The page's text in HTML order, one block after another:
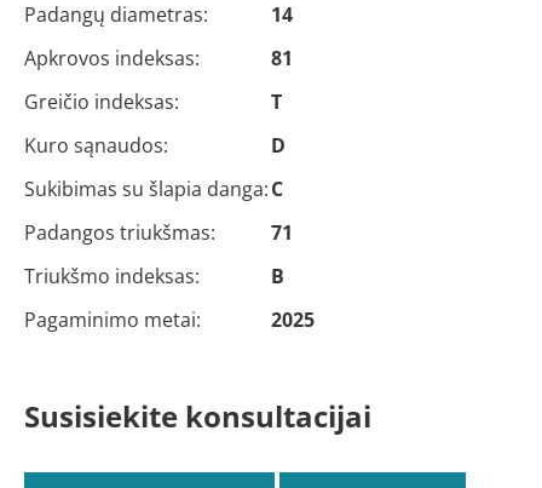
Padangų diametras:
14
Apkrovos indeksas:
81
Greičio indeksas:
T
Kuro sąnaudos:
D
Sukibimas su šlapia danga:C
Padangos triukšmas:
71
Triukšmo indeksas:
B
Pagaminimo metai:
2025
Susisiekite konsultacijai